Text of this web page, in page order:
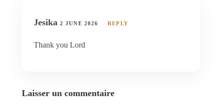
Jesika 2 JUNE 2026 REPLY
Thank you Lord
Laisser un commentaire